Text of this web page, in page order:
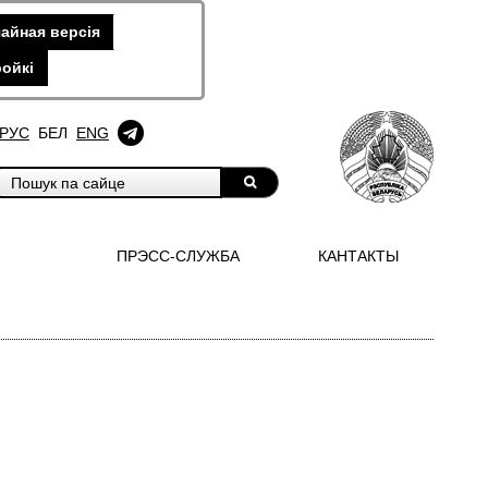
версiя
РУС БЕЛ ENG
ПРЭСС-СЛУЖБА КАНТАКТЫ